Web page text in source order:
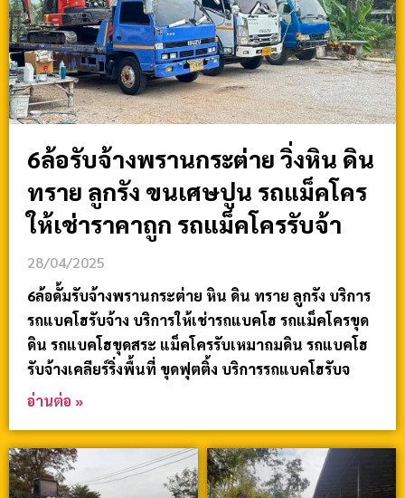
6ล้อรับจ้างพรานกระต่าย วิ่งหิน ดิน
ทราย ลูกรัง ขนเศษปูน รถแม็คโคร
ให้เช่าราคาถูก รถแม็คโครรับจ้า
28/04/2025
6ล้อดั้มรับจ้างพรานกระต่าย หิน ดิน ทราย ลูกรัง บริการ
รถแบคโฮรับจ้าง บริการให้เช่ารถแบคโฮ รถแม็คโครขุด
ดิน รถแบคโฮขุดสระ แม็คโครรับเหมาถมดิน รถแบคโฮ
รับจ้างเคลียร์ริ่งพื้นที่ ขุดฟุตติ้ง บริการรถแบคโฮรับจ
อ่านต่อ »